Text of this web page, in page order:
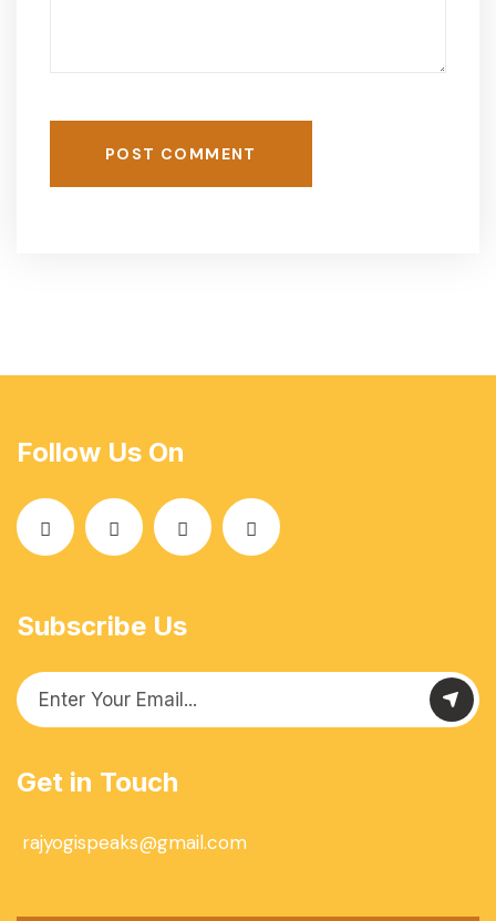
POST COMMENT
Follow Us On
Subscribe Us
Get in Touch
rajyogispeaks@gmail.com